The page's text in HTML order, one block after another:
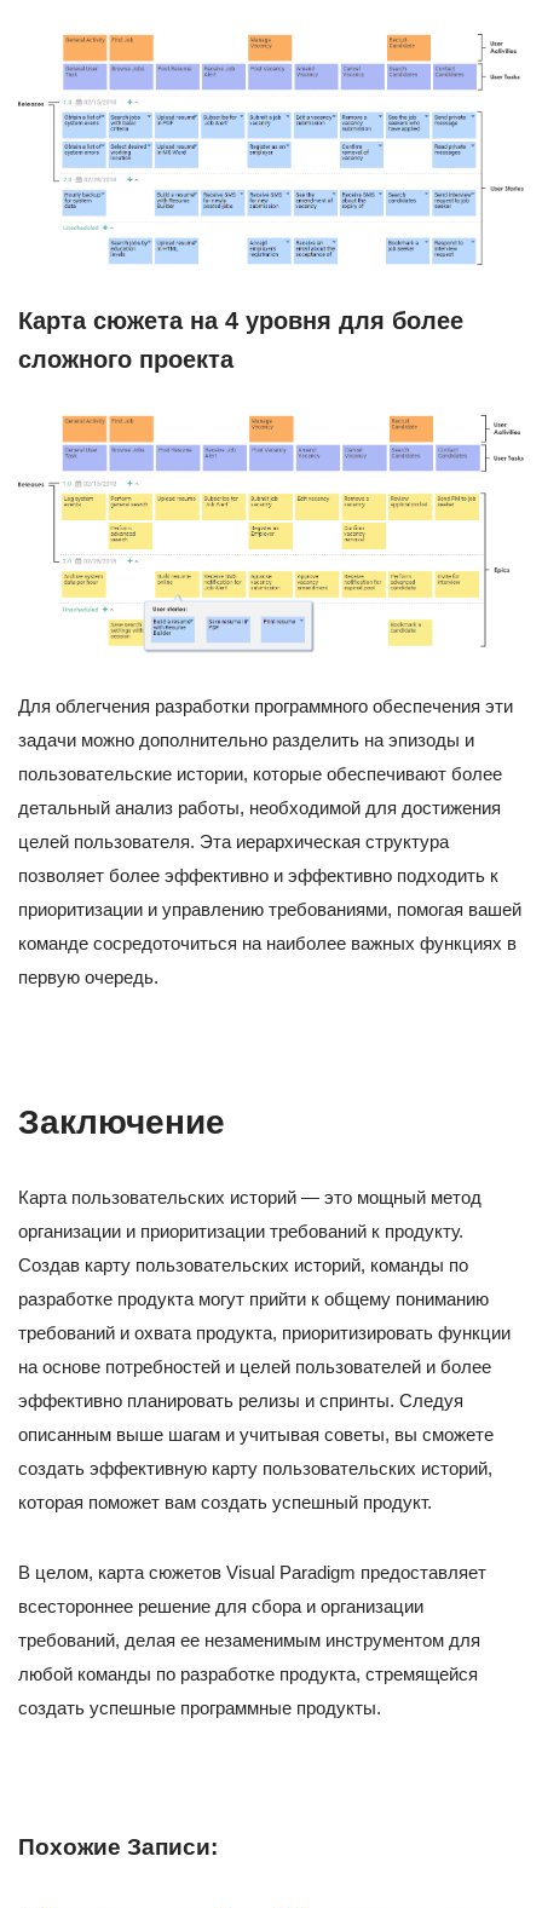
Карта сюжета на 4 уровня для более
сложного проекта
Для облегчения разработки программного обеспечения эти
задачи можно дополнительно разделить на эпизоды и
пользовательские истории, которые обеспечивают более
детальный анализ работы, необходимой для достижения
целей пользователя. Эта иерархическая структура
позволяет более эффективно и эффективно подходить к
приоритизации и управлению требованиями, помогая вашей
команде сосредоточиться на наиболее важных функциях в
первую очередь.
Заключение
Карта пользовательских историй — это мощный метод
организации и приоритизации требований к продукту.
Создав карту пользовательских историй, команды по
разработке продукта могут прийти к общему пониманию
требований и охвата продукта, приоритизировать функции
на основе потребностей и целей пользователей и более
эффективно планировать релизы и спринты. Следуя
описанным выше шагам и учитывая советы, вы сможете
создать эффективную карту пользовательских историй,
которая поможет вам создать успешный продукт.
В целом, карта сюжетов Visual Paradigm предоставляет
всестороннее решение для сбора и организации
требований, делая ее незаменимым инструментом для
любой команды по разработке продукта, стремящейся
создать успешные программные продукты.
Похожие Записи: